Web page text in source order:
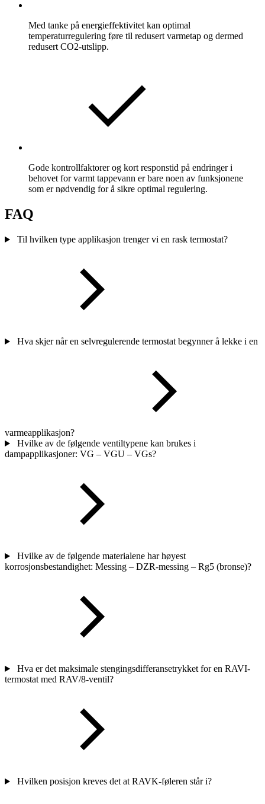
Med tanke på energieffektivitet kan optimal
temperaturregulering føre til redusert varmetap og dermed
redusert CO2-utslipp.
Gode kontrollfaktorer og kort responstid på endringer i
behovet for varmt tappevann er bare noen av funksjonene
som er nødvendig for å sikre optimal regulering.
FAQ
Til hvilken type applikasjon trenger vi en rask termostat?
Hva skjer når en selvregulerende termostat begynner å lekke i en
varmeapplikasjon?
Hvilke av de følgende ventiltypene kan brukes i
dampapplikasjoner: VG – VGU – VGs?
Hvilke av de følgende materialene har høyest
korrosjonsbestandighet: Messing – DZR-messing – Rg5 (bronse)?
Hva er det maksimale stengingsdifferansetrykket for en RAVI-
termostat med RAV/8-ventil?
Hvilken posisjon kreves det at RAVK-føleren står i?